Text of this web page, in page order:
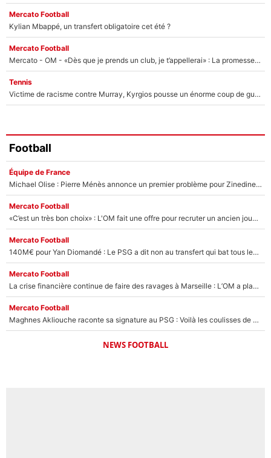
Mercato Football
Kylian Mbappé, un transfert obligatoire cet été ?
Mercato Football
Mercato - OM - «Dès que je prends un club, je t’appellerai» : La promesse de Marcelino au moment de claquer la porte
Tennis
Victime de racisme contre Murray, Kyrgios pousse un énorme coup de gueule !
Football
Équipe de France
Michael Olise : Pierre Ménès annonce un premier problème pour Zinedine Zidane en équipe de France
Mercato Football
«C’est un très bon choix» : L'OM fait une offre pour recruter un ancien joueur du PSG... et c'est validé dans l'After Foot !
Mercato Football
140M€ pour Yan Diomandé : Le PSG a dit non au transfert qui bat tous les records sur le mercato
Mercato Football
La crise financière continue de faire des ravages à Marseille : L’OM a placé 12 joueurs sur le marché des transferts… et ça pourrait lui rapporter près de 100M€ !
Mercato Football
Maghnes Akliouche raconte sa signature au PSG : Voilà les coulisses de son transfert de rêve à 50M€
NEWS FOOTBALL